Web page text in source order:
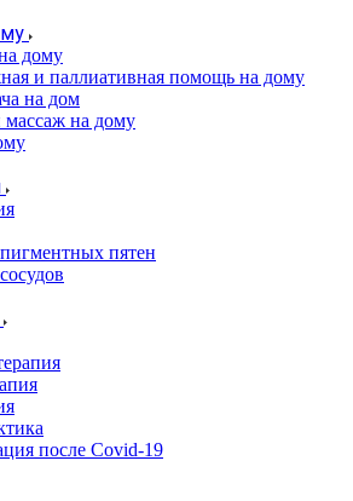
дому
и паллиативная помощь на дому
на дом
на дому
пятен
после Covid-19